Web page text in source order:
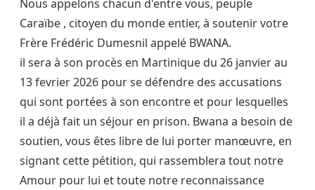
Nous appelons chacun d'entre vous, peuple
Caraïbe , citoyen du monde entier, à soutenir votre
Frère Frédéric Dumesnil appelé BWANA.
il sera à son procès en Martinique du 26 janvier au
13 fevrier 2026 pour se défendre des accusations
qui sont portées à son encontre et pour lesquelles
il a déjà fait un séjour en prison. Bwana a besoin de
soutien, vous êtes libre de lui porter manœuvre, en
signant cette pétition, qui rassemblera tout notre
Amour pour lui et toute notre reconnaissance